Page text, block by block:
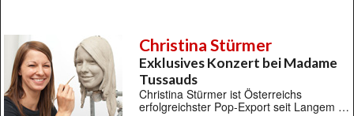
Christina Stürmer
Exklusives Konzert bei Madame
Tussauds
Christina Stürmer ist Österreichs
erfolgreichster Pop-Export seit Langem …